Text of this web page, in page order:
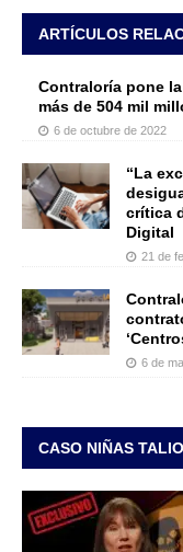
ARTÍCULOS
Contraloría pone
más de 504 mil
6 de octubre de 2022
“La
crítica
Digital
21 de
6 de
CASO NIÑAS